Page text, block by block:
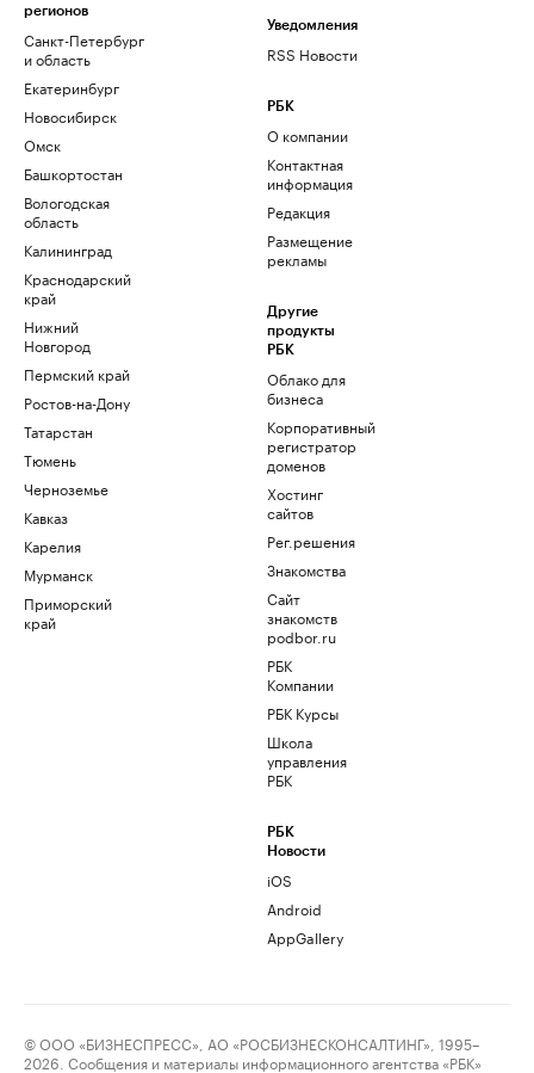
регионов
Санкт-Петербург
и область
Екатеринбург
Новосибирск
Омск
Башкортостан
Вологодская
область
Калининград
Краснодарский
край
Нижний
Новгород
Пермский край
Ростов-на-Дону
Татарстан
Тюмень
Черноземье
Кавказ
Карелия
Мурманск
Приморский
край
Уведомления
RSS Новости
РБК
О компании
Контактная
информация
Редакция
Размещение
рекламы
Другие
продукты
РБК
Облако для
бизнеса
Корпоративный
регистратор
доменов
Хостинг
сайтов
Рег.решения
Знакомства
Сайт
знакомств
podbor.ru
РБК
Компании
РБК Курсы
Школа
управления
РБК
РБК
Новости
iOS
Android
AppGallery
© ООО «БИЗНЕСПРЕСС», АО «РОСБИЗНЕСКОНСАЛТИНГ», 1995–
2026. Сообщения и материалы информационного агентства «РБК»